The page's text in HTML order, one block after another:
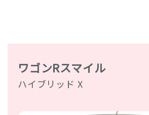
ワゴンRスマイル
ハイブリッド X